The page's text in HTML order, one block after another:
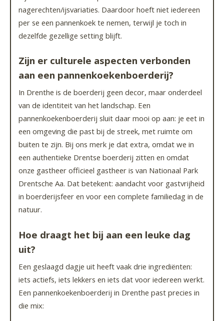
nagerechten/ijsvariaties. Daardoor hoeft niet iedereen
per se een pannenkoek te nemen, terwijl je toch in
dezelfde gezellige setting blijft.
Zijn er culturele aspecten verbonden
aan een pannenkoekenboerderij?
In Drenthe is de boerderij geen decor, maar onderdeel
van de identiteit van het landschap. Een
pannenkoekenboerderij sluit daar mooi op aan: je eet in
een omgeving die past bij de streek, met ruimte om
buiten te zijn. Bij ons merk je dat extra, omdat we in
een authentieke Drentse boerderij zitten en omdat
onze gastheer officieel gastheer is van Nationaal Park
Drentsche Aa. Dat betekent: aandacht voor gastvrijheid
in boerderijsfeer en voor een complete familiedag in de
natuur.
Hoe draagt het bij aan een leuke dag
uit?
Een geslaagd dagje uit heeft vaak drie ingrediënten:
iets actiefs, iets lekkers en iets dat voor iedereen werkt.
Een pannenkoekenboerderij in Drenthe past precies in
die mix: